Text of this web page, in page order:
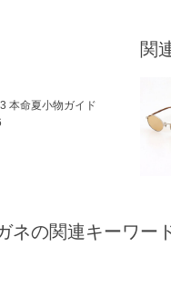
本命夏小物ガイド
関
ネの関連キーワー